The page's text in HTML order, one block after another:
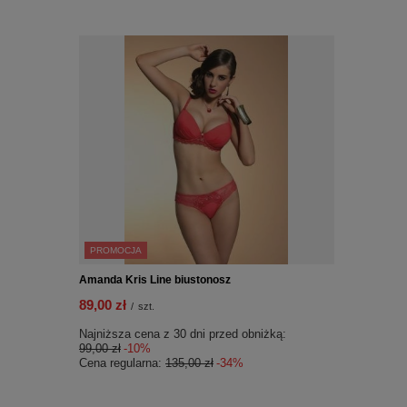
PROMOCJA
Amanda Kris Line biustonosz
89,00 zł / szt.
Najniższa cena z 30 dni przed obniżką:
99,00 zł -10%
Cena regularna: 135,00 zł -34%